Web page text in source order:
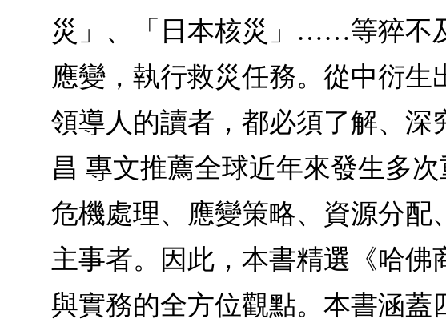
災」、「日本核災」……等猝不
應變，執行救災任務。從中衍
領導人的讀者，都必須了解、深
昌 專文推薦全球近年來發生多
危機處理、應變策略、資源分
主事者。因此，本書精選《哈
與實務的全方位觀點。本書涵蓋